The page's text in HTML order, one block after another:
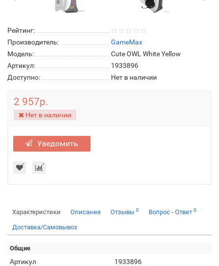
Рейтинг:
Производитель:
GameMax
Модель:
Cute OWL White Yellow
Артикул:
1933896
Доступно:
Нет в наличии
2 957р.
Нет в наличии
Уведомить
Характеристики Описание Отзывы 0 Вопрос - Ответ 0
Доставка/Самовывоз
Общие
Артикул
1933896